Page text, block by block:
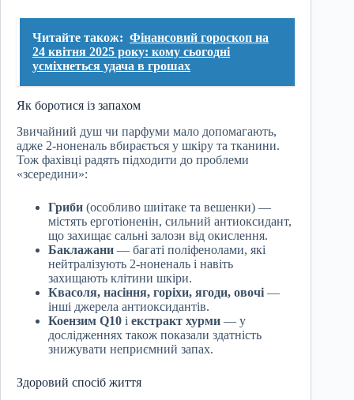
Читайте також: Фінансовий гороскоп на
24 квітня 2025 року: кому сьогодні
усміхнеться удача в грошах
Як боротися із запахом
Звичайний душ чи парфуми мало допомагають,
адже 2-ноненаль вбирається у шкіру та тканини.
Тож фахівці радять підходити до проблеми
«зсередини»:
Гриби (особливо шиітаке та вешенки) —
містять ерготіоненін, сильний антиоксидант,
що захищає сальні залози від окислення.
Баклажани — багаті поліфенолами, які
нейтралізують 2-ноненаль і навіть
захищають клітини шкіри.
Квасоля, насіння, горіхи, ягоди, овочі —
інші джерела антиоксидантів.
Коензим Q10 і екстракт хурми — у
дослідженнях також показали здатність
знижувати неприємний запах.
Здоровий спосіб життя